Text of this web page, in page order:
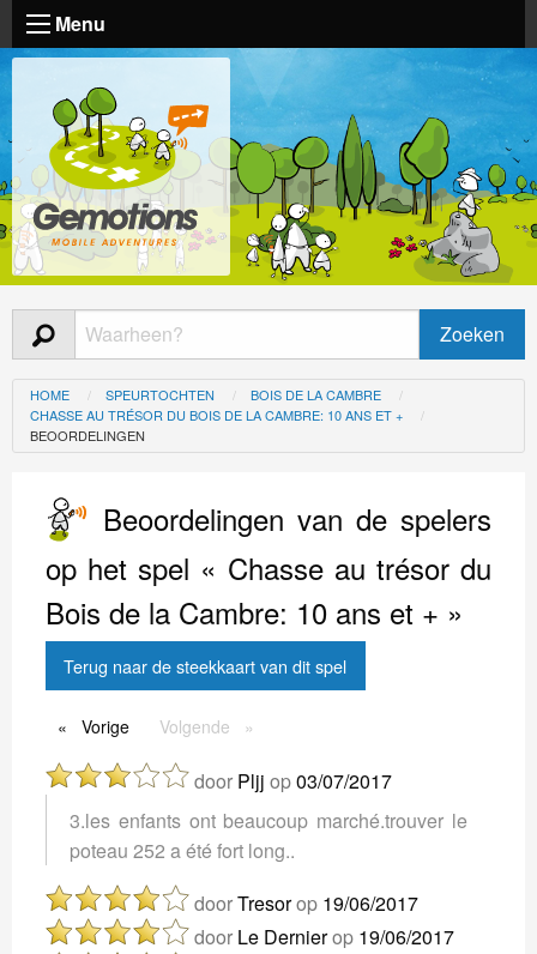
Menu
HOME SPEURTOCHTEN
BOIS DE LA CAMBRE
CHASSE AU TRÉSOR DU BOIS DE LA CAMBRE: 10 ANS ET +
BEOORDELINGEN
Beoordelingen van de spelers
op het spel « Chasse au trésor du
Bois de la Cambre: 10 ans et + »
Terug naar de steekkaart van dit spel
Vorige VorigeVolgende Volgende
door Pljj op03/07/2017
3.les enfants ont beaucoup marché.trouver le
poteau 252 a été fort long..
doorTresorop 19/06/2017
door Le Dernierop 19/06/2017